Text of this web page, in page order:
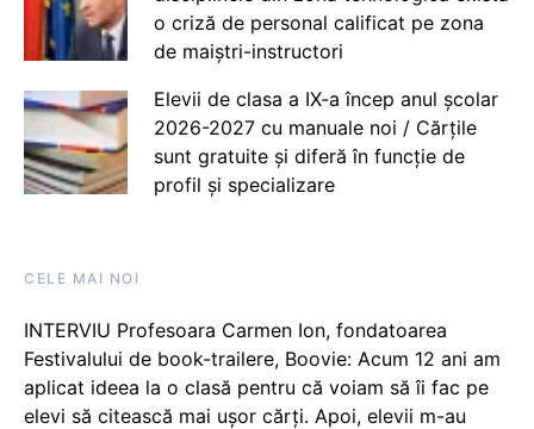
o criză de personal calificat pe zona
de maiștri-instructori
Elevii de clasa a IX-a încep anul școlar
2026-2027 cu manuale noi / Cărțile
sunt gratuite și diferă în funcție de
profil și specializare
CELE MAI NOI
INTERVIU Profesoara Carmen Ion, fondatoarea
Festivalului de book-trailere, Boovie: Acum 12 ani am
aplicat ideea la o clasă pentru că voiam să îi fac pe
elevi să citească mai ușor cărți. Apoi, elevii m-au